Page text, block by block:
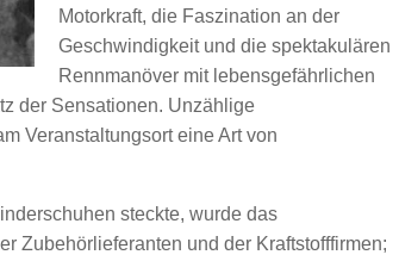
Motorkraft, die Faszination an der
Geschwindigkeit und die spektakulären
Rennmanöver mit lebensgefährlichen
der Sensationen. Unzählige
Veranstaltungsort eine Art von
steckte, wurde das
Zubehörlieferanten und der Kraftstofffirmen;